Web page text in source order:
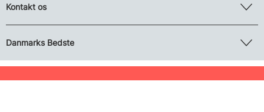
Kontakt os
Danmarks Bedste
Nyhedsbrev